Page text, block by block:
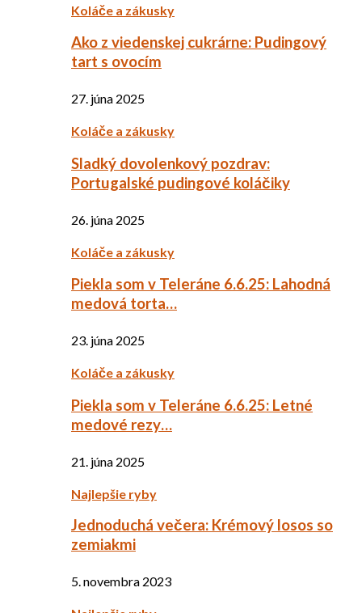
Koláče a zákusky
Ako z viedenskej cukrárne: Pudingový
tart s ovocím
27. júna 2025
Koláče a zákusky
Sladký dovolenkový pozdrav:
Portugalské pudingové koláčiky
26. júna 2025
Koláče a zákusky
Piekla som v Teleráne 6.6.25: Lahodná
medová torta…
23. júna 2025
Koláče a zákusky
Piekla som v Teleráne 6.6.25: Letné
medové rezy…
21. júna 2025
Najlepšie ryby
Jednoduchá večera: Krémový losos so
zemiakmi
5. novembra 2023